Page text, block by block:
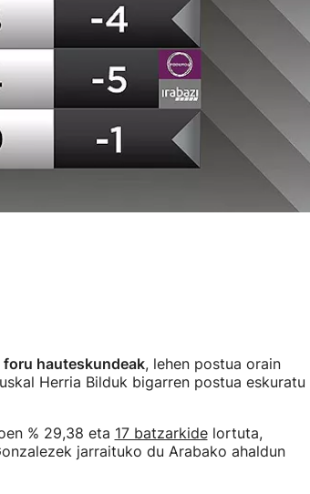
hauteskundeak, lehen postua orain
Herria Bilduk bigarren postua eskuratu
% 29,38 eta 17 batzarkidelortuta,
jarraituko du Arabako ahaldun